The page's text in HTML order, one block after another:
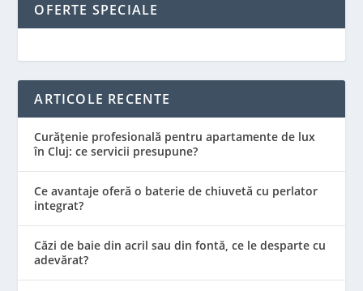
OFERTE SPECIALE
ARTICOLE RECENTE
Curățenie profesională pentru apartamente de lux
în Cluj: ce servicii presupune?
Ce avantaje oferă o baterie de chiuvetă cu perlator
integrat?
Căzi de baie din acril sau din fontă, ce le desparte cu
adevărat?